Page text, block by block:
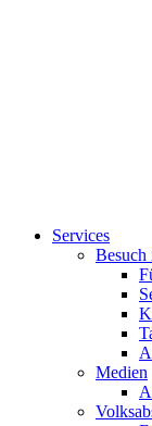
Services
Besuch
Medien